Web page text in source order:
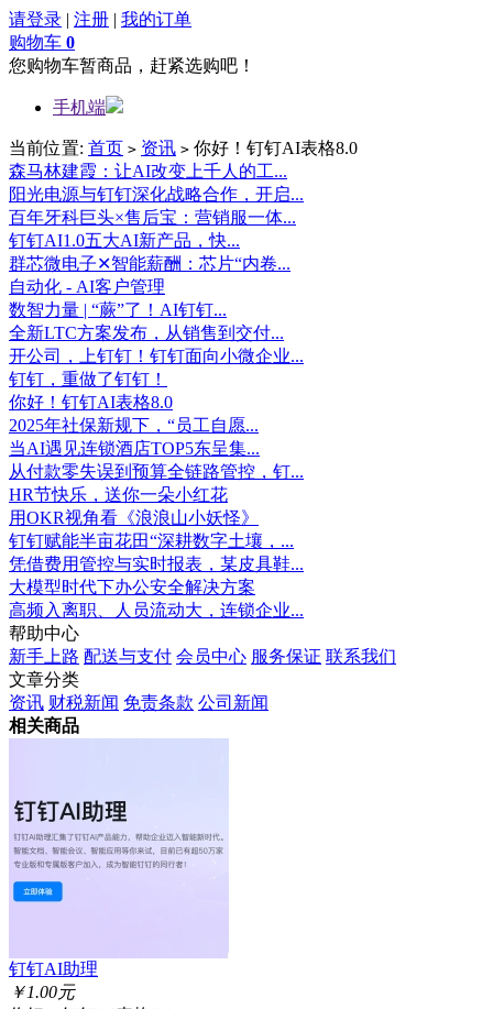
请登录 | 注册 | 我的订单
购物车 0
您购物车暂商品，赶紧选购吧！
手机端
当前位置: 首页 > 资讯 > 你好！钉钉AI表格8.0
森马林建霞：让AI改变上千人的工...
阳光电源与钉钉深化战略合作，开启...
百年牙科巨头×售后宝：营销服一体...
钉钉AI1.0五大AI新产品，快...
群芯微电子✕智能薪酬：芯片“内卷...
自动化 - AI客户管理
数智力量 | “蕨”了！AI钉钉...
全新LTC方案发布，从销售到交付...
开公司，上钉钉！钉钉面向小微企业...
钉钉，重做了钉钉！
你好！钉钉AI表格8.0
2025年社保新规下，“员工自愿...
当AI遇见连锁酒店TOP5东呈集...
从付款零失误到预算全链路管控，钉...
HR节快乐，送你一朵小红花
用OKR视角看《浪浪山小妖怪》
钉钉赋能半亩花田“深耕数字土壤，...
凭借费用管控与实时报表，某皮具鞋...
大模型时代下办公安全解决方案
高频入离职、人员流动大，连锁企业...
帮助中心
新手上路 配送与支付 会员中心 服务保证 联系我们
文章分类
资讯 财税新闻 免责条款 公司新闻
相关商品
钉钉AI助理
￥1.00元